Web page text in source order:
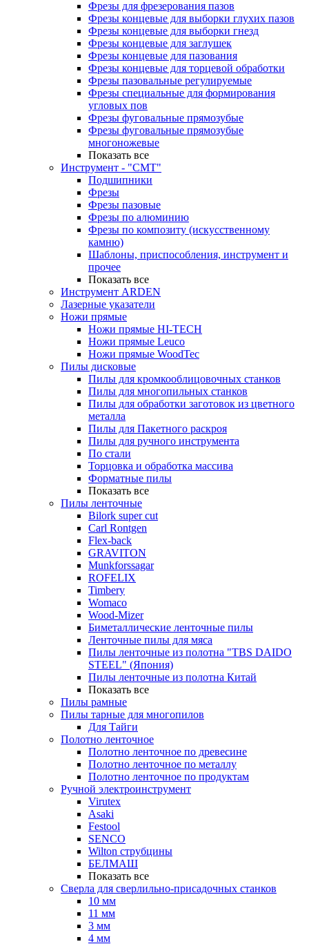
Фрезы для фрезерования пазов
Фрезы концевые для выборки глухих пазов
Фрезы концевые для выборки гнезд
Фрезы концевые для заглушек
Фрезы концевые для пазования
Фрезы концевые для торцевой обработки
Фрезы пазовальные регулируемые
Фрезы специальные для формирования
угловых пов
Фрезы фуговальные прямозубые
Фрезы фуговальные прямозубые
многоножевые
Показать все
Инструмент - "СМТ"
Подшипники
Фрезы
Фрезы пазовые
Фрезы по алюминию
Фрезы по композиту (искусственному
камню)
Шаблоны, приспособления, инструмент и
прочее
Показать все
Инструмент ARDEN
Лазерные указатели
Ножи прямые
Ножи прямые HI-TECH
Ножи прямые Leuco
Ножи прямые WoodTec
Пилы дисковые
Пилы для кромкооблицовочных станков
Пилы для многопильных станков
Пилы для обработки заготовок из цветного
металла
Пилы для Пакетного раскроя
Пилы для ручного инструмента
По стали
Торцовка и обработка массива
Форматные пилы
Показать все
Пилы ленточные
Bilork super cut
Carl Rontgen
Flex-back
GRAVITON
Munkforssagar
ROFELIX
Timbery
Womaco
Wood-Mizer
Биметаллические ленточные пилы
Ленточные пилы для мяса
Пилы ленточные из полотна "TBS DAIDO
STEEL" (Япония)
Пилы ленточные из полотна Китай
Показать все
Пилы рамные
Пилы тарные для многопилов
Для Тайги
Полотно ленточное
Полотно ленточное по древесине
Полотно ленточное по металлу
Полотно ленточное по продуктам
Ручной электроинструмент
Virutex
Asaki
Festool
SENCO
Wilton струбцины
БЕЛМАШ
Показать все
Сверла для сверлильно-присадочных станков
10 мм
11 мм
3 мм
4 мм